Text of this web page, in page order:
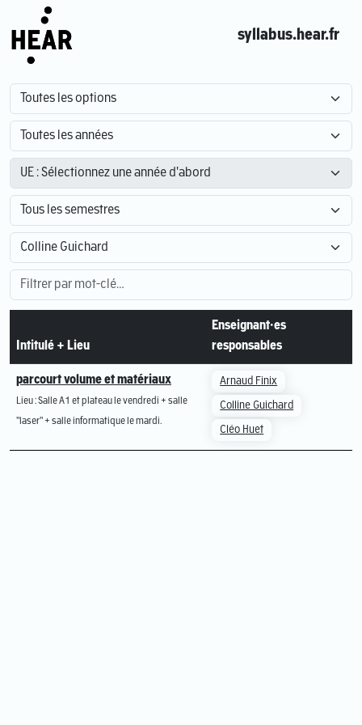
syllabus.hear.fr
Intitulé + Lieu
Enseignant·es
responsables
parcourt volume et matériaux
Lieu : Salle A1 et plateau le vendredi + salle
"laser" + salle informatique le mardi.
Arnaud Finix
Colline Guichard
Cléo Huet